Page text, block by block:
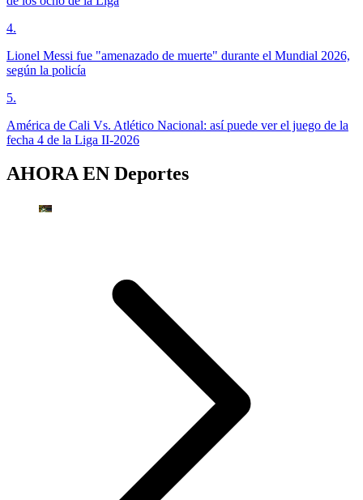
4.
Lionel Messi fue "amenazado de muerte" durante el Mundial 2026,
según la policía
5.
América de Cali Vs. Atlético Nacional: así puede ver el juego de la
fecha 4 de la Liga II-2026
AHORA EN Deportes